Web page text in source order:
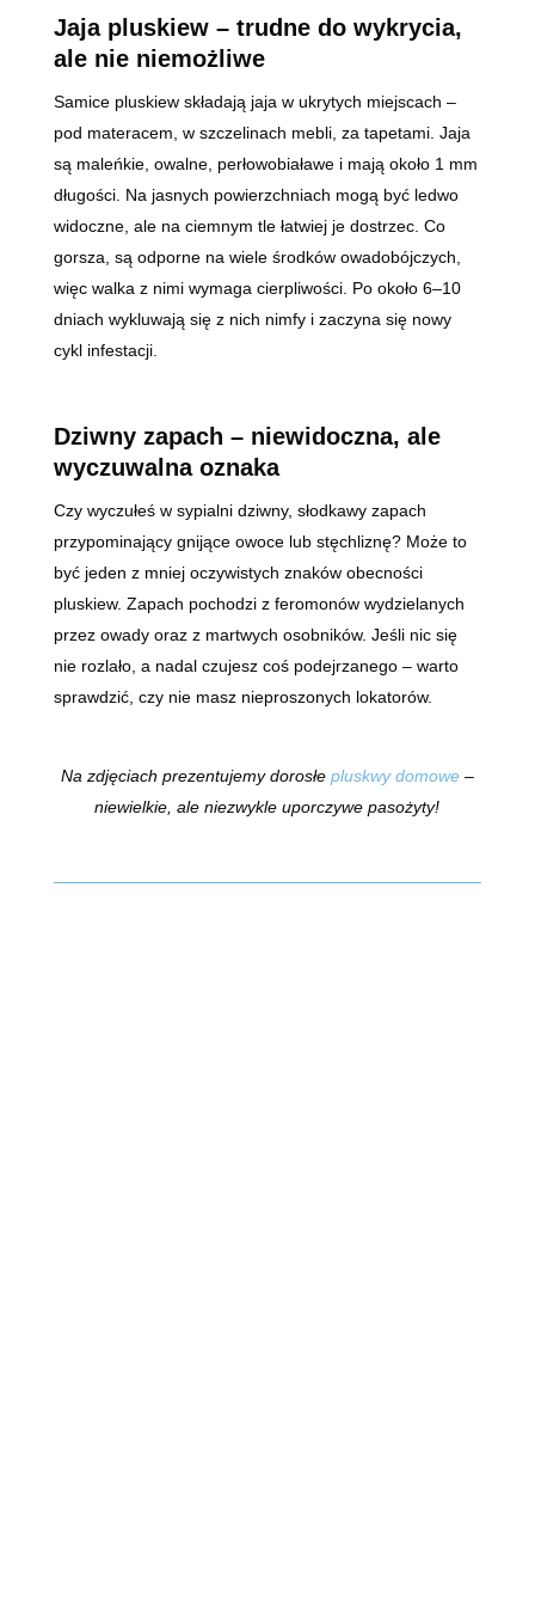
Jaja pluskiew – trudne do wykrycia,
ale nie niemożliwe
Samice pluskiew składają jaja w ukrytych miejscach –
pod materacem, w szczelinach mebli, za tapetami. Jaja
są maleńkie, owalne, perłowobiaławe i mają około 1 mm
długości. Na jasnych powierzchniach mogą być ledwo
widoczne, ale na ciemnym tle łatwiej je dostrzec. Co
gorsza, są odporne na wiele środków owadobójczych,
więc walka z nimi wymaga cierpliwości. Po około 6–10
dniach wykluwają się z nich nimfy i zaczyna się nowy
cykl infestacji.
Dziwny zapach – niewidoczna, ale
wyczuwalna oznaka
Czy wyczułeś w sypialni dziwny, słodkawy zapach
przypominający gnijące owoce lub stęchliznę? Może to
być jeden z mniej oczywistych znaków obecności
pluskiew. Zapach pochodzi z feromonów wydzielanych
przez owady oraz z martwych osobników. Jeśli nic się
nie rozlało, a nadal czujesz coś podejrzanego – warto
sprawdzić, czy nie masz nieproszonych lokatorów.
Na zdjęciach prezentujemy dorosłe pluskwy domowe–
niewielkie, ale niezwykle uporczywe pasożyty!